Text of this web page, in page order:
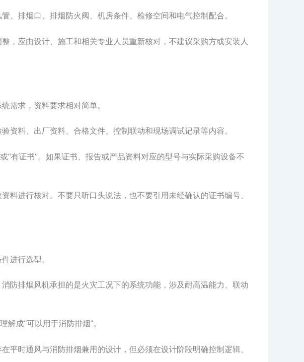
、排烟口、排烟防火阀、机房条件、检修空间和电气控制配合。
，应由设计、施工和相关专业人员重新核对，不建议采购方或安装人
需求，资料要求相对简单。
资料、出厂资料、合格文件、控制联动和现场调试记录等内容。
有证书”。如果证书、报告或产品资料对应的型号与实际采购设备不
进行核对。不要只听口头说法，也不要引用未经确认的证书编号、
进行选型。
防排烟风机承担的是火灾工况下的系统功能，涉及耐高温能力、联动
成“可以用于消防排烟”。
平时通风与消防排烟兼用的设计，但必须在设计阶段明确控制逻辑、